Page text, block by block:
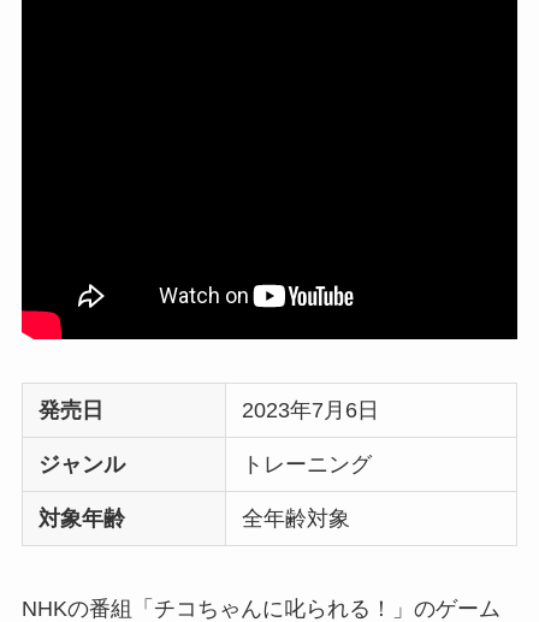
発売日 2023年7月6日
ジャンル トレーニング
対象年齢 全年齢対象
NHKの番組「チコちゃんに叱られる！」のゲーム